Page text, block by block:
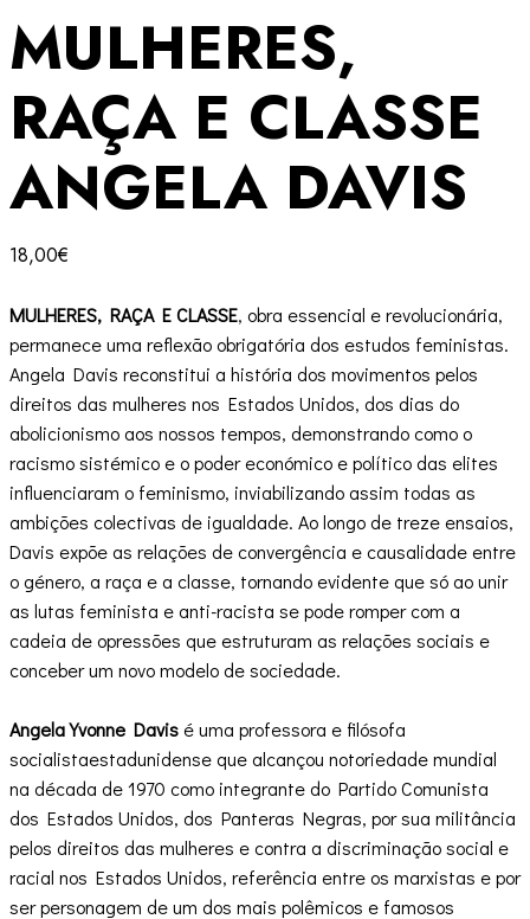
MULHERES,
RAÇA E CLASSE
ANGELA DAVIS
18,00€
MULHERES, RAÇA E CLASSE, obra essencial e revolucionária,
permanece uma reflexão obrigatória dos estudos feministas.
Angela Davis reconstitui a história dos movimentos pelos
direitos das mulheres nos Estados Unidos, dos dias do
abolicionismo aos nossos tempos, demonstrando como o
racismo sistémico e o poder económico e político das elites
influenciaram o feminismo, inviabilizando assim todas as
ambições colectivas de igualdade. Ao longo de treze ensaios,
Davis expõe as relações de convergência e causalidade entre
o género, a raça e a classe, tornando evidente que só ao unir
as lutas feminista e anti-racista se pode romper com a
cadeia de opressões que estruturam as relações sociais e
conceber um novo modelo de sociedade.
Angela Yvonne Davis é uma professora e filósofa
socialistaestadunidense que alcançou notoriedade mundial
na década de 1970 como integrante do Partido Comunista
dos Estados Unidos, dos Panteras Negras, por sua militância
pelos direitos das mulheres e contra a discriminação social e
racial nos Estados Unidos, referência entre os marxistas e por
ser personagem de um dos mais polêmicos e famosos